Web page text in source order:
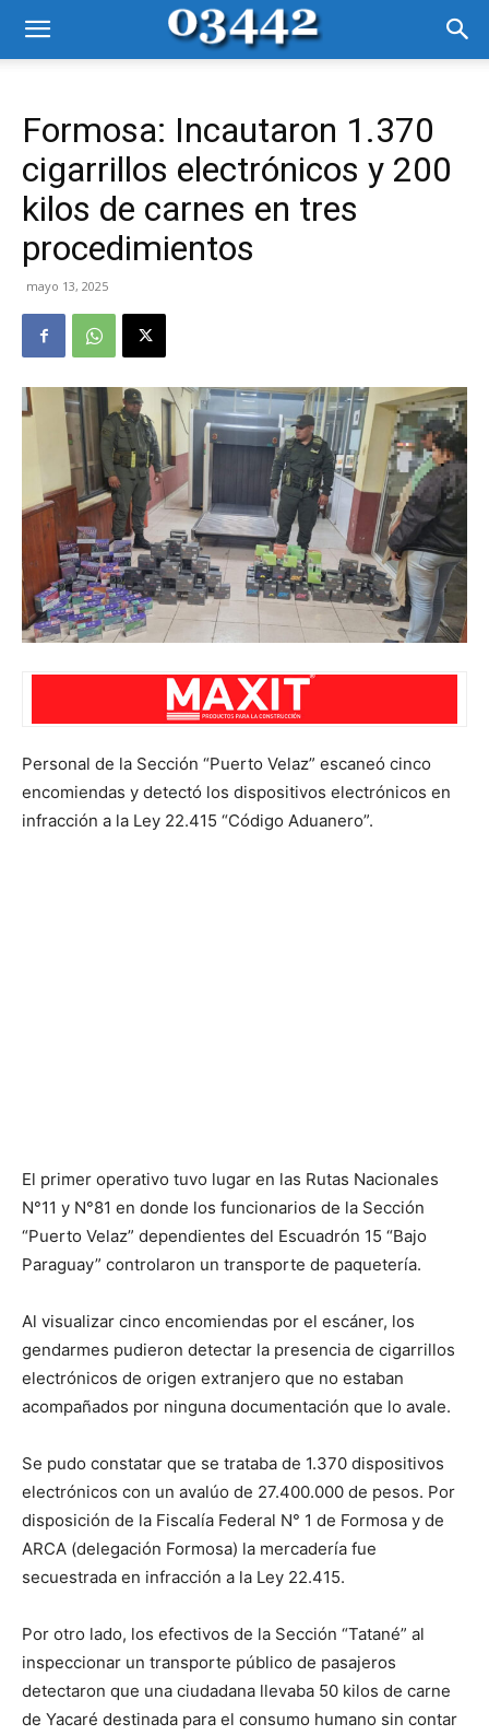
Formosa: Incautaron 1.370
cigarrillos electrónicos y 200
kilos de carnes en tres
procedimientos
mayo 13, 2025
Personal de la Sección “Puerto Velaz” escaneó cinco
encomiendas y detectó los dispositivos electrónicos en
infracción a la Ley 22.415 “Código Aduanero”.
El primer operativo tuvo lugar en las Rutas Nacionales
N°11 y N°81 en donde los funcionarios de la Sección
“Puerto Velaz” dependientes del Escuadrón 15 “Bajo
Paraguay” controlaron un transporte de paquetería.
Al visualizar cinco encomiendas por el escáner, los
gendarmes pudieron detectar la presencia de cigarrillos
electrónicos de origen extranjero que no estaban
acompañados por ninguna documentación que lo avale.
Se pudo constatar que se trataba de 1.370 dispositivos
electrónicos con un avalúo de 27.400.000 de pesos. Por
disposición de la Fiscalía Federal N° 1 de Formosa y de
ARCA (delegación Formosa) la mercadería fue
secuestrada en infracción a la Ley 22.415.
Por otro lado, los efectivos de la Sección “Tatané” al
inspeccionar un transporte público de pasajeros
detectaron que una ciudadana llevaba 50 kilos de carne
de Yacaré destinada para el consumo humano sin contar